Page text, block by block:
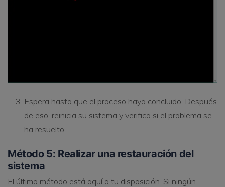
Espera hasta que el proceso haya concluido. Después
de eso, reinicia su sistema y verifica si el problema se
ha resuelto.
Método 5: Realizar una restauración del
sistema
El último método está aquí a tu disposición. Si ningún